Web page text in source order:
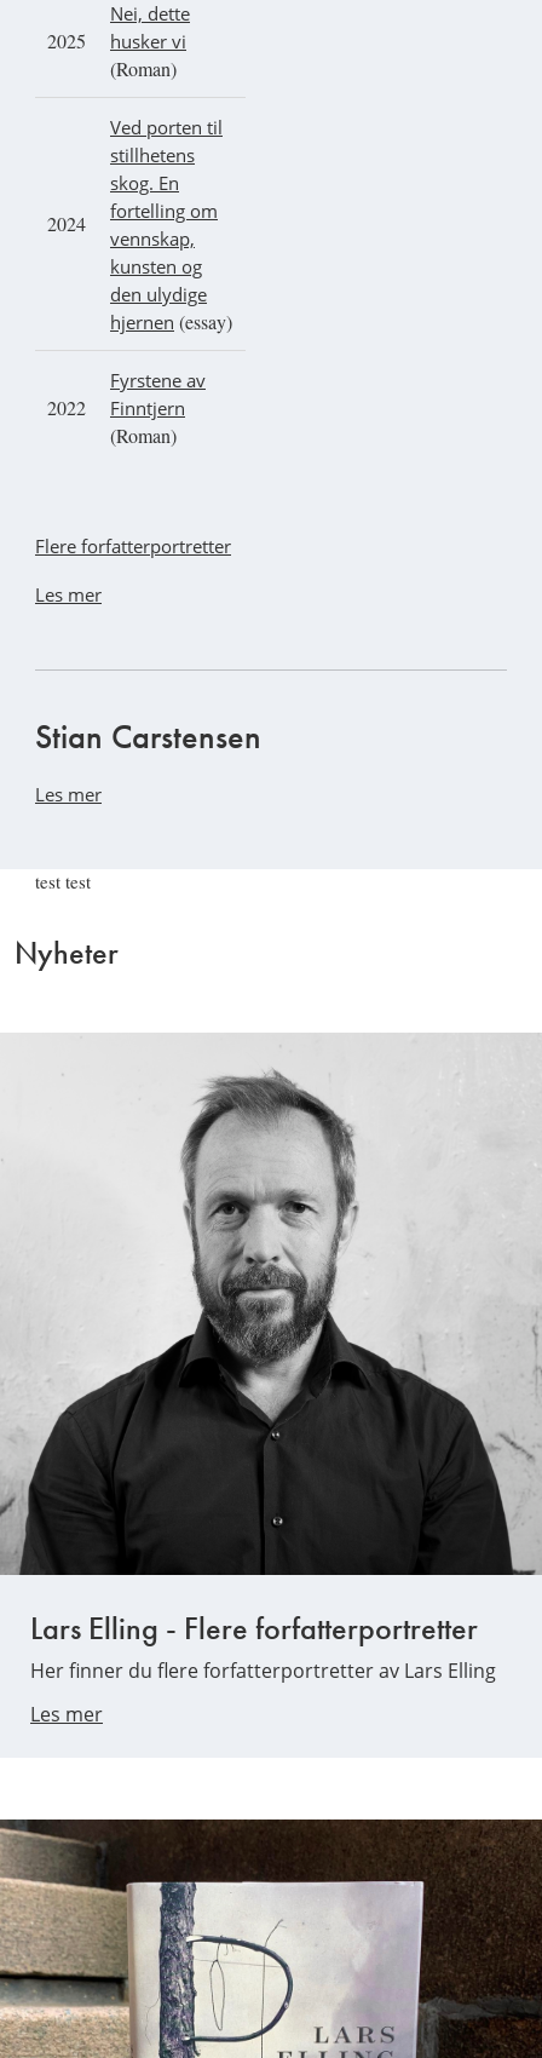
2025
Nei, dette
husker vi
(Roman)
2024
Ved porten til
stillhetens
skog. En
fortelling om
vennskap,
kunsten og
den ulydige
hjernen (essay)
2022
Fyrstene av
Finntjern
(Roman)
Flere forfatterportretter
Les mer
Stian Carstensen
Les mer
test test
Nyheter
Lars Elling - Flere forfatterportretter
Her finner du flere forfatterportretter av Lars Elling
Les mer